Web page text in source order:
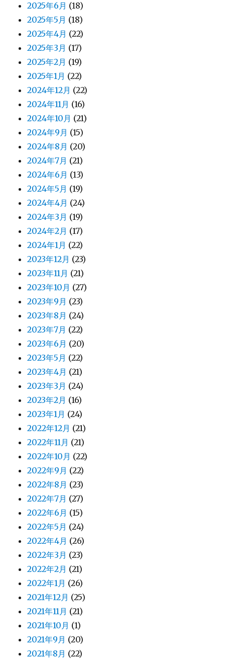
2025年6月 (18)
2025年5月 (18)
2025年4月 (22)
2025年3月 (17)
2025年2月 (19)
2025年1月 (22)
2024年12月 (22)
2024年11月 (16)
2024年10月 (21)
2024年9月 (15)
2024年8月 (20)
2024年7月 (21)
2024年6月 (13)
2024年5月 (19)
2024年4月 (24)
2024年3月 (19)
2024年2月 (17)
2024年1月 (22)
2023年12月 (23)
2023年11月 (21)
2023年10月 (27)
2023年9月 (23)
2023年8月 (24)
2023年7月 (22)
2023年6月 (20)
2023年5月 (22)
2023年4月 (21)
2023年3月 (24)
2023年2月 (16)
2023年1月 (24)
2022年12月 (21)
2022年11月 (21)
2022年10月 (22)
2022年9月 (22)
2022年8月 (23)
2022年7月 (27)
2022年6月 (15)
2022年5月 (24)
2022年4月 (26)
2022年3月 (23)
2022年2月 (21)
2022年1月 (26)
2021年12月 (25)
2021年11月 (21)
2021年10月 (1)
2021年9月 (20)
2021年8月 (22)